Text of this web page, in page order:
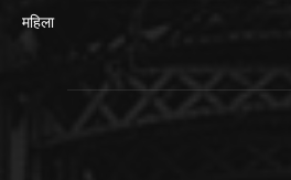
महिला